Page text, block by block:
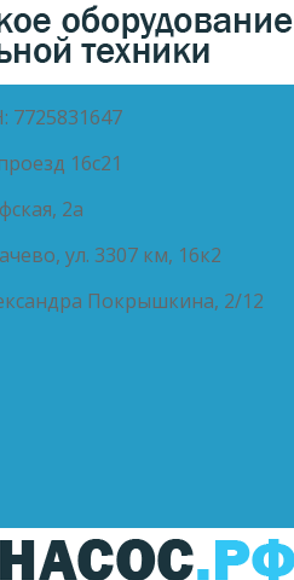
7725831647
16с21
2а
ул. 3307 км, 16к2
Покрышкина, 2/12